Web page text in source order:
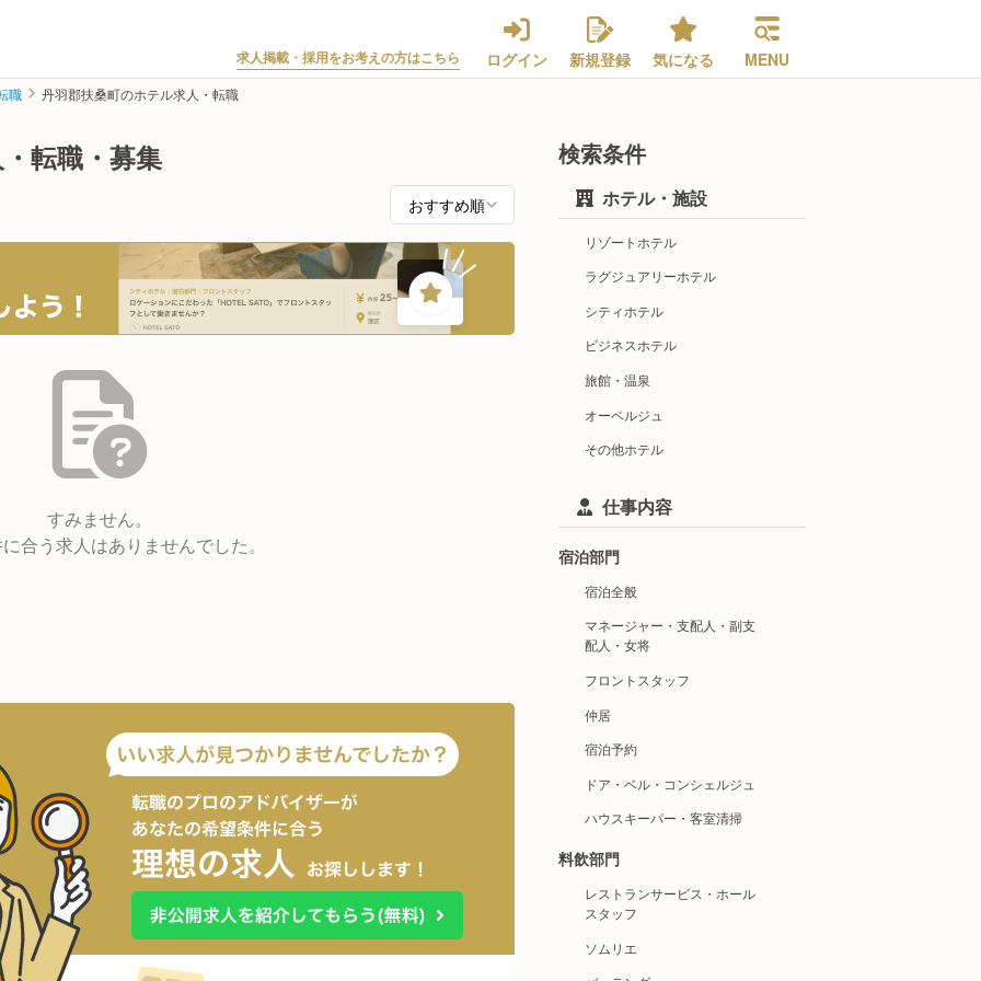
求人掲載・採用をお考えの方はこちら ログイン 新規登録 気になる MENU
職 丹羽郡扶桑町のホテル求人・転職
転職・募集
すみません。
合う求人はありませんでした。
検索条件
ホテル・施設
リゾートホテル
ラグジュアリーホテル
シティホテル
ビジネスホテル
旅館・温泉
オーベルジュ
その他ホテル
仕事内容
宿泊部門
宿泊全般
マネージャー・支配人・副支
配人・女将
フロントスタッフ
仲居
宿泊予約
ドア・ベル・コンシェルジュ
ハウスキーパー・客室清掃
料飲部門
レストランサービス・ホール
スタッフ
ソムリエ